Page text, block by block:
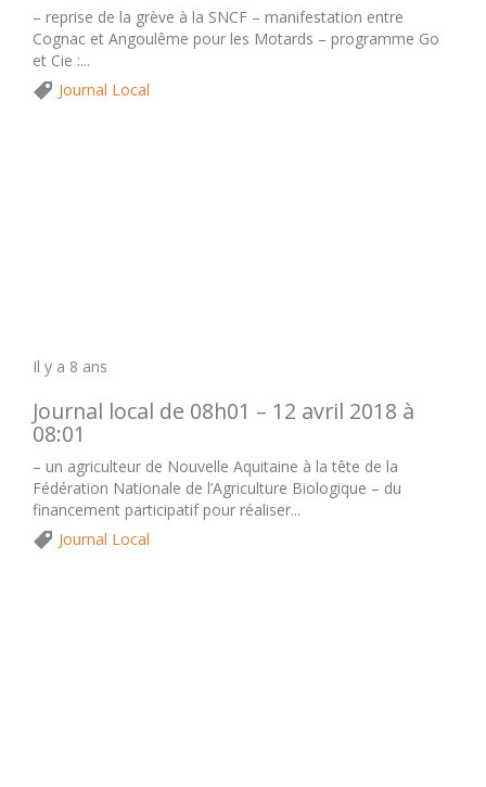
– reprise de la grève à la SNCF – manifestation entre
Cognac et Angoulême pour les Motards – programme Go
et Cie :...
Journal Local
Il y a 8 ans
Journal local de 08h01 – 12 avril 2018 à
08:01
– un agriculteur de Nouvelle Aquitaine à la tête de la
Fédération Nationale de l’Agriculture Biologique – du
financement participatif pour réaliser...
Journal Local